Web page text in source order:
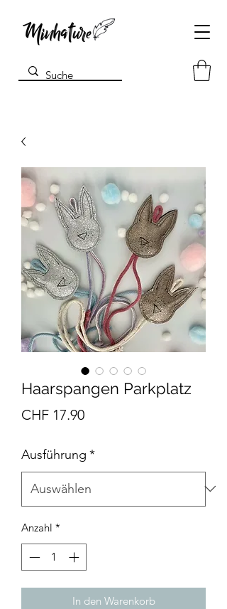
Haarspangen Parkplatz
CHF 17.90Preis
Ausführung *
Anzahl *
In den Warenkorb